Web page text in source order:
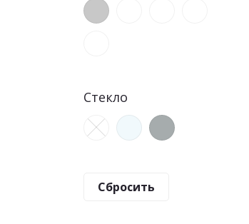
Стекло
Сбросить